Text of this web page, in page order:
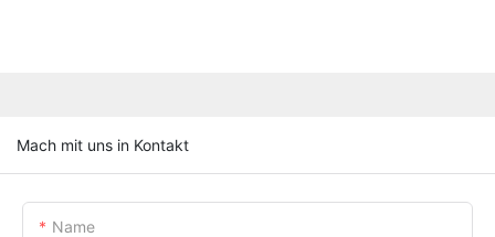
Mach mit uns in Kontakt
Name